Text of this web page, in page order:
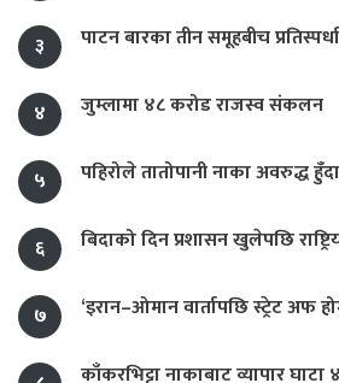
३ पाटन बारका तीन समूहबीच
४ जुम्लामा ४८ करोड राजस्व संकलन
५ पहिरोले तातोपानी नाका अवरुद्ध
६ बिदाको दिन प्रशासन खुलेपछि
७ ‘इरान–ओमान वार्तापछि स्ट्रेट अफ
काँकरभिट्टा नाकाबाट व्यापार